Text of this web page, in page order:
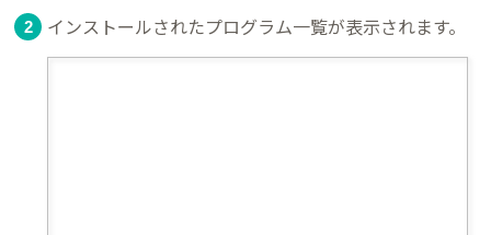
インストールされたプログラム一覧が表示されます。